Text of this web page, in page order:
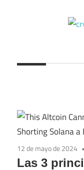
12 de mayo de 2024
Las 3